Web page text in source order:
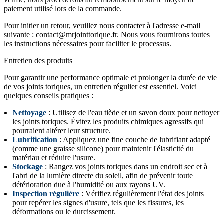
paiement utilisé lors de la commande.
Pour initier un retour, veuillez nous contacter à l'adresse e-mail
suivante : contact@mrjointtorique.fr. Nous vous fournirons toutes
les instructions nécessaires pour faciliter le processus.
Entretien des produits
Pour garantir une performance optimale et prolonger la durée de vie
de vos joints toriques, un entretien régulier est essentiel. Voici
quelques conseils pratiques :
Nettoyage : Utilisez de l'eau tiède et un savon doux pour nettoyer
les joints toriques. Évitez les produits chimiques agressifs qui
pourraient altérer leur structure.
Lubrification : Appliquez une fine couche de lubrifiant adapté
(comme une graisse silicone) pour maintenir l'élasticité du
matériau et réduire l'usure.
Stockage : Rangez vos joints toriques dans un endroit sec et à
l'abri de la lumière directe du soleil, afin de prévenir toute
détérioration due à l'humidité ou aux rayons UV.
Inspection régulière : Vérifiez régulièrement l'état des joints
pour repérer les signes d'usure, tels que les fissures, les
déformations ou le durcissement.